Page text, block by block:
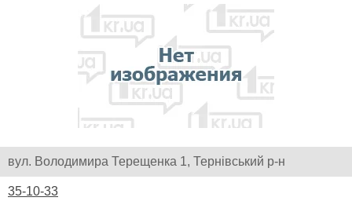
вул. Володимира Терещенка 1, Тернівський р-н
35-10-33